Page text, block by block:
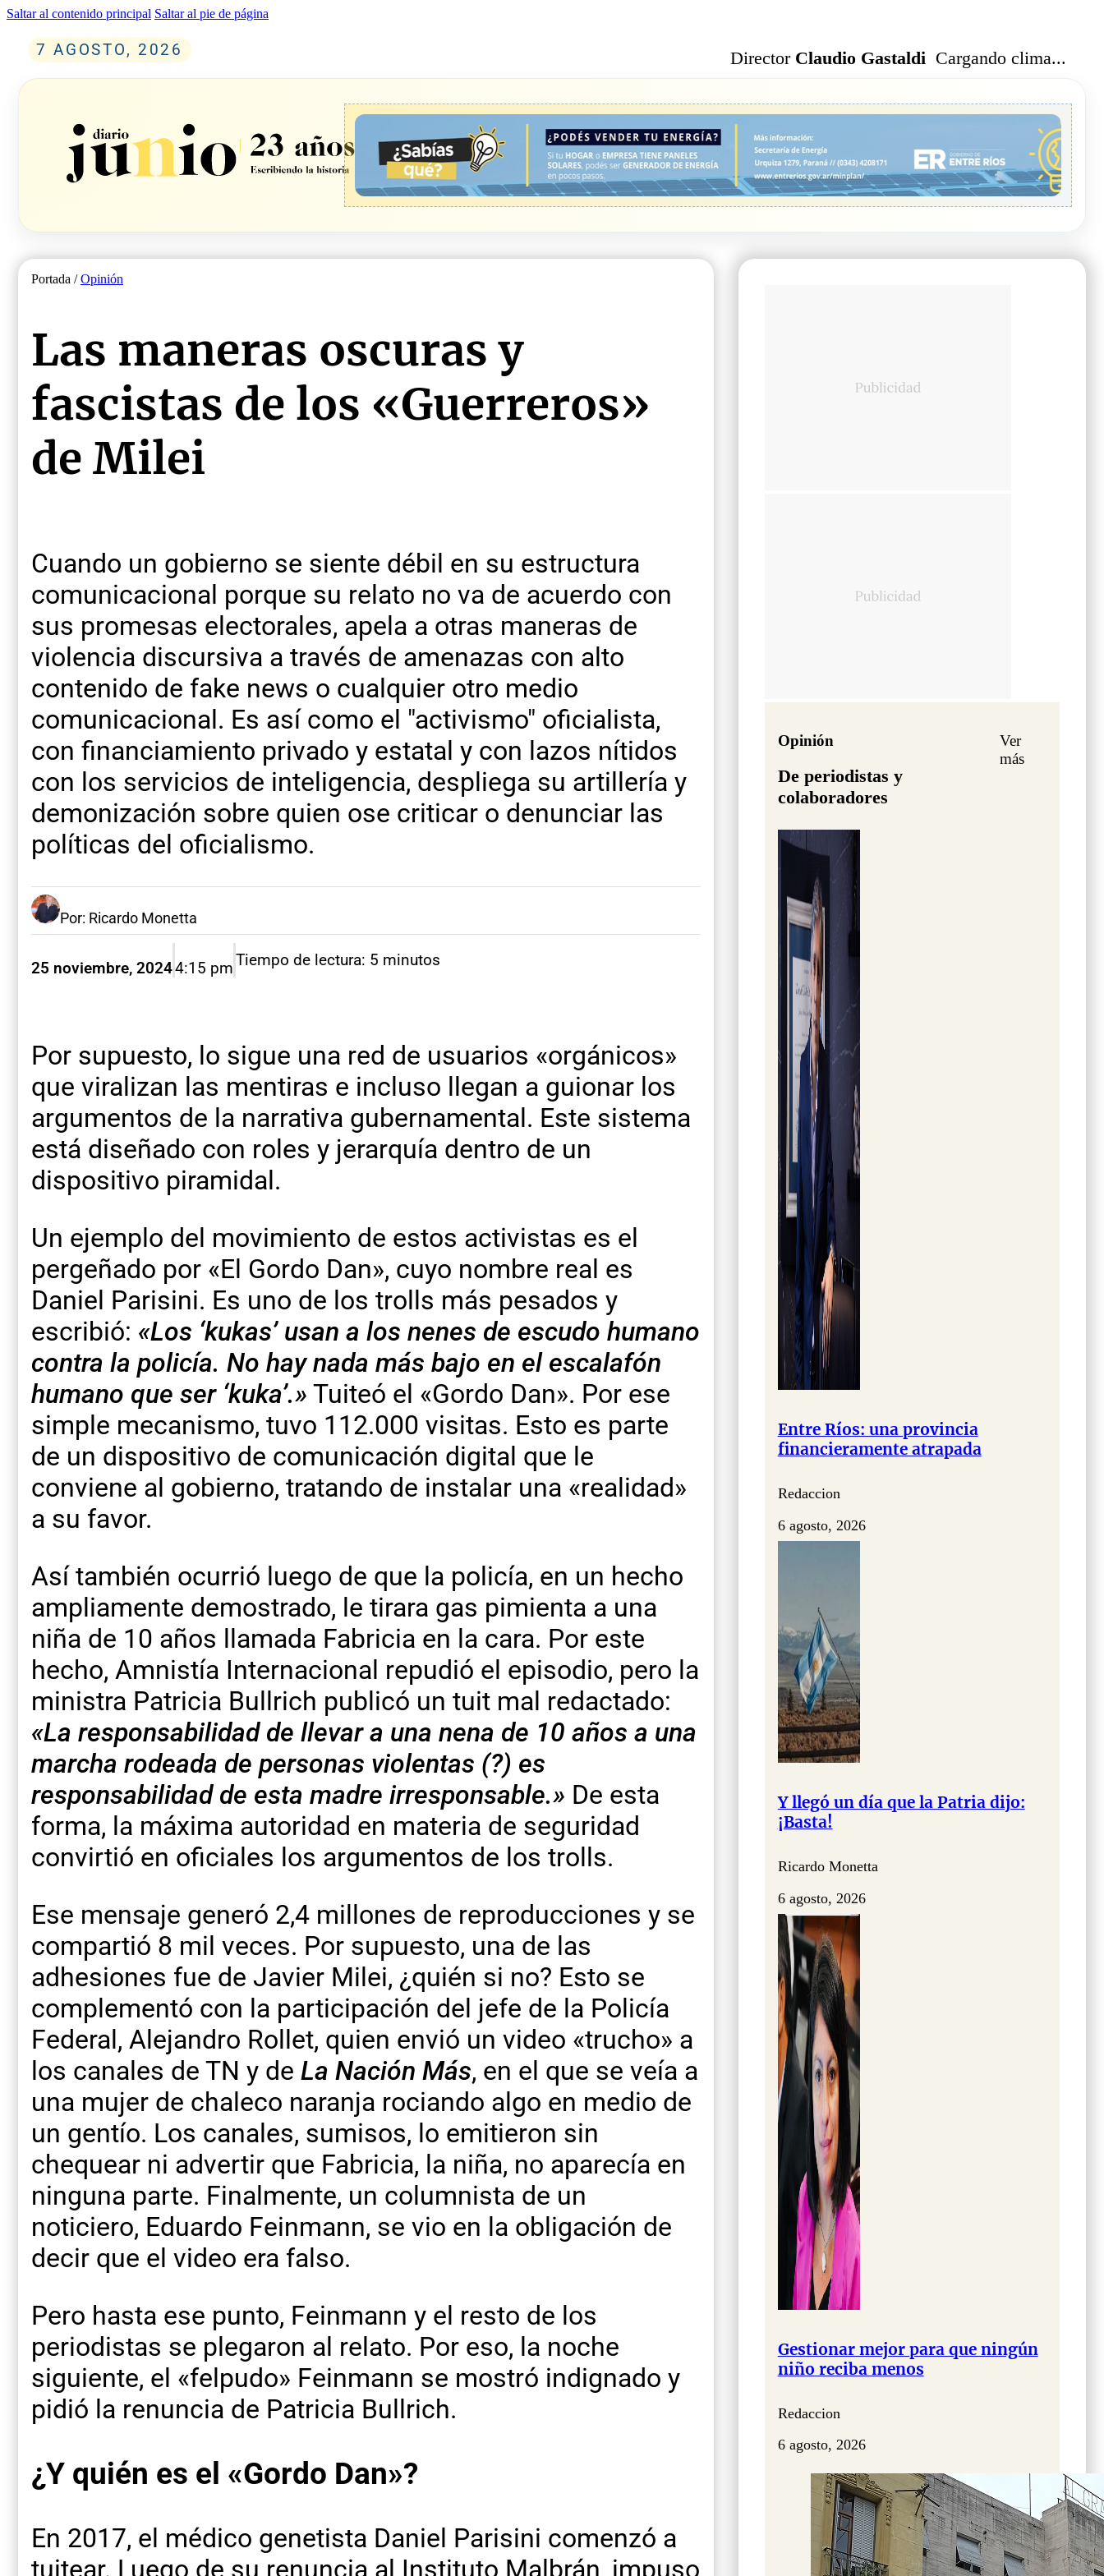
Saltar al contenido principal Saltar al pie de página
7 AGOSTO, 2026 Director Claudio Gastaldi Cargando clima...
Portada /Opinión
Las maneras oscuras y
fascistas de los «Guerreros»
de Milei
Cuando un gobierno se siente débil en su estructura
comunicacional porque su relato no va de acuerdo con
sus promesas electorales, apela a otras maneras de
violencia discursiva a través de amenazas con alto
contenido de fake news o cualquier otro medio
comunicacional. Es así como el "activismo" oficialista,
con financiamiento privado y estatal y con lazos nítidos
con los servicios de inteligencia, despliega su artillería y
demonización sobre quien ose criticar o denunciar las
políticas del oficialismo.
Por: Ricardo Monetta
25 noviembre, 20244:15 pmTiempo de lectura: 5 minutos
Por supuesto, lo sigue una red de usuarios «orgánicos»
que viralizan las mentiras e incluso llegan a guionar los
argumentos de la narrativa gubernamental. Este sistema
está diseñado con roles y jerarquía dentro de un
dispositivo piramidal.
Un ejemplo del movimiento de estos activistas es el
pergeñado por «El Gordo Dan», cuyo nombre real es
Daniel Parisini. Es uno de los trolls más pesados y
escribió: «Los ‘kukas’ usan a los nenes de escudo humano
contra la policía. No hay nada más bajo en el escalafón
humano que ser ‘kuka’.» Tuiteó el «Gordo Dan». Por ese
simple mecanismo, tuvo 112.000 visitas. Esto es parte
de un dispositivo de comunicación digital que le
conviene al gobierno, tratando de instalar una «realidad»
a su favor.
Así también ocurrió luego de que la policía, en un hecho
ampliamente demostrado, le tirara gas pimienta a una
niña de 10 años llamada Fabricia en la cara. Por este
hecho, Amnistía Internacional repudió el episodio, pero la
ministra Patricia Bullrich publicó un tuit mal redactado:
«La responsabilidad de llevar a una nena de 10 años a una
marcha rodeada de personas violentas (?) es
responsabilidad de esta madre irresponsable.» De esta
forma, la máxima autoridad en materia de seguridad
convirtió en oficiales los argumentos de los trolls.
Ese mensaje generó 2,4 millones de reproducciones y se
compartió 8 mil veces. Por supuesto, una de las
adhesiones fue de Javier Milei, ¿quién si no? Esto se
complementó con la participación del jefe de la Policía
Federal, Alejandro Rollet, quien envió un video «trucho» a
los canales de TN y de La Nación Más, en el que se veía a
una mujer de chaleco naranja rociando algo en medio de
un gentío. Los canales, sumisos, lo emitieron sin
chequear ni advertir que Fabricia, la niña, no aparecía en
ninguna parte. Finalmente, un columnista de un
noticiero, Eduardo Feinmann, se vio en la obligación de
decir que el video era falso.
Pero hasta ese punto, Feinmann y el resto de los
periodistas se plegaron al relato. Por eso, la noche
siguiente, el «felpudo» Feinmann se mostró indignado y
pidió la renuncia de Patricia Bullrich.
¿Y quién es el «Gordo Dan»?
En 2017, el médico genetista Daniel Parisini comenzó a
tuitear. Luego de su renuncia al Instituto Malbrán, impuso
Opinión
De periodistas y
colaboradores
Ver
más
Entre Ríos: una provincia
financieramente atrapada
Redaccion
6 agosto, 2026
Y llegó un día que la Patria dijo:
¡Basta!
Ricardo Monetta
6 agosto, 2026
Gestionar mejor para que ningún
niño reciba menos
Redaccion
6 agosto, 2026